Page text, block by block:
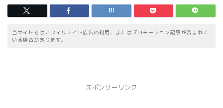
当サイトではアフィリエイト広告の利用、またはプロモーション記事が含まれて
いる場合があります。
スポンサーリンク